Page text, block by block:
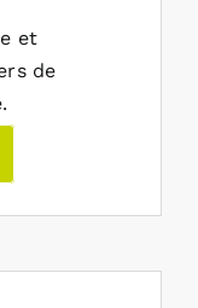
et
de